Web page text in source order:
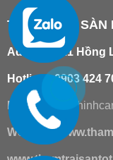
THẢM TRẢI SÀN
Add : 181/21 Hồng
Hotline : 0903 424
Email :
Website: